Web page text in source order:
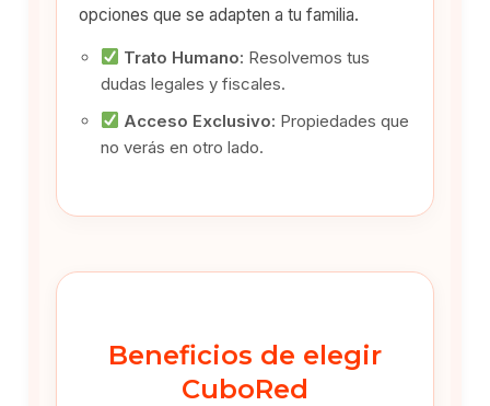
opciones que se adapten a tu familia.
Trato Humano: Resolvemos tus
dudas legales y fiscales.
Acceso Exclusivo: Propiedades que
no verás en otro lado.
Beneficios de elegir
CuboRed